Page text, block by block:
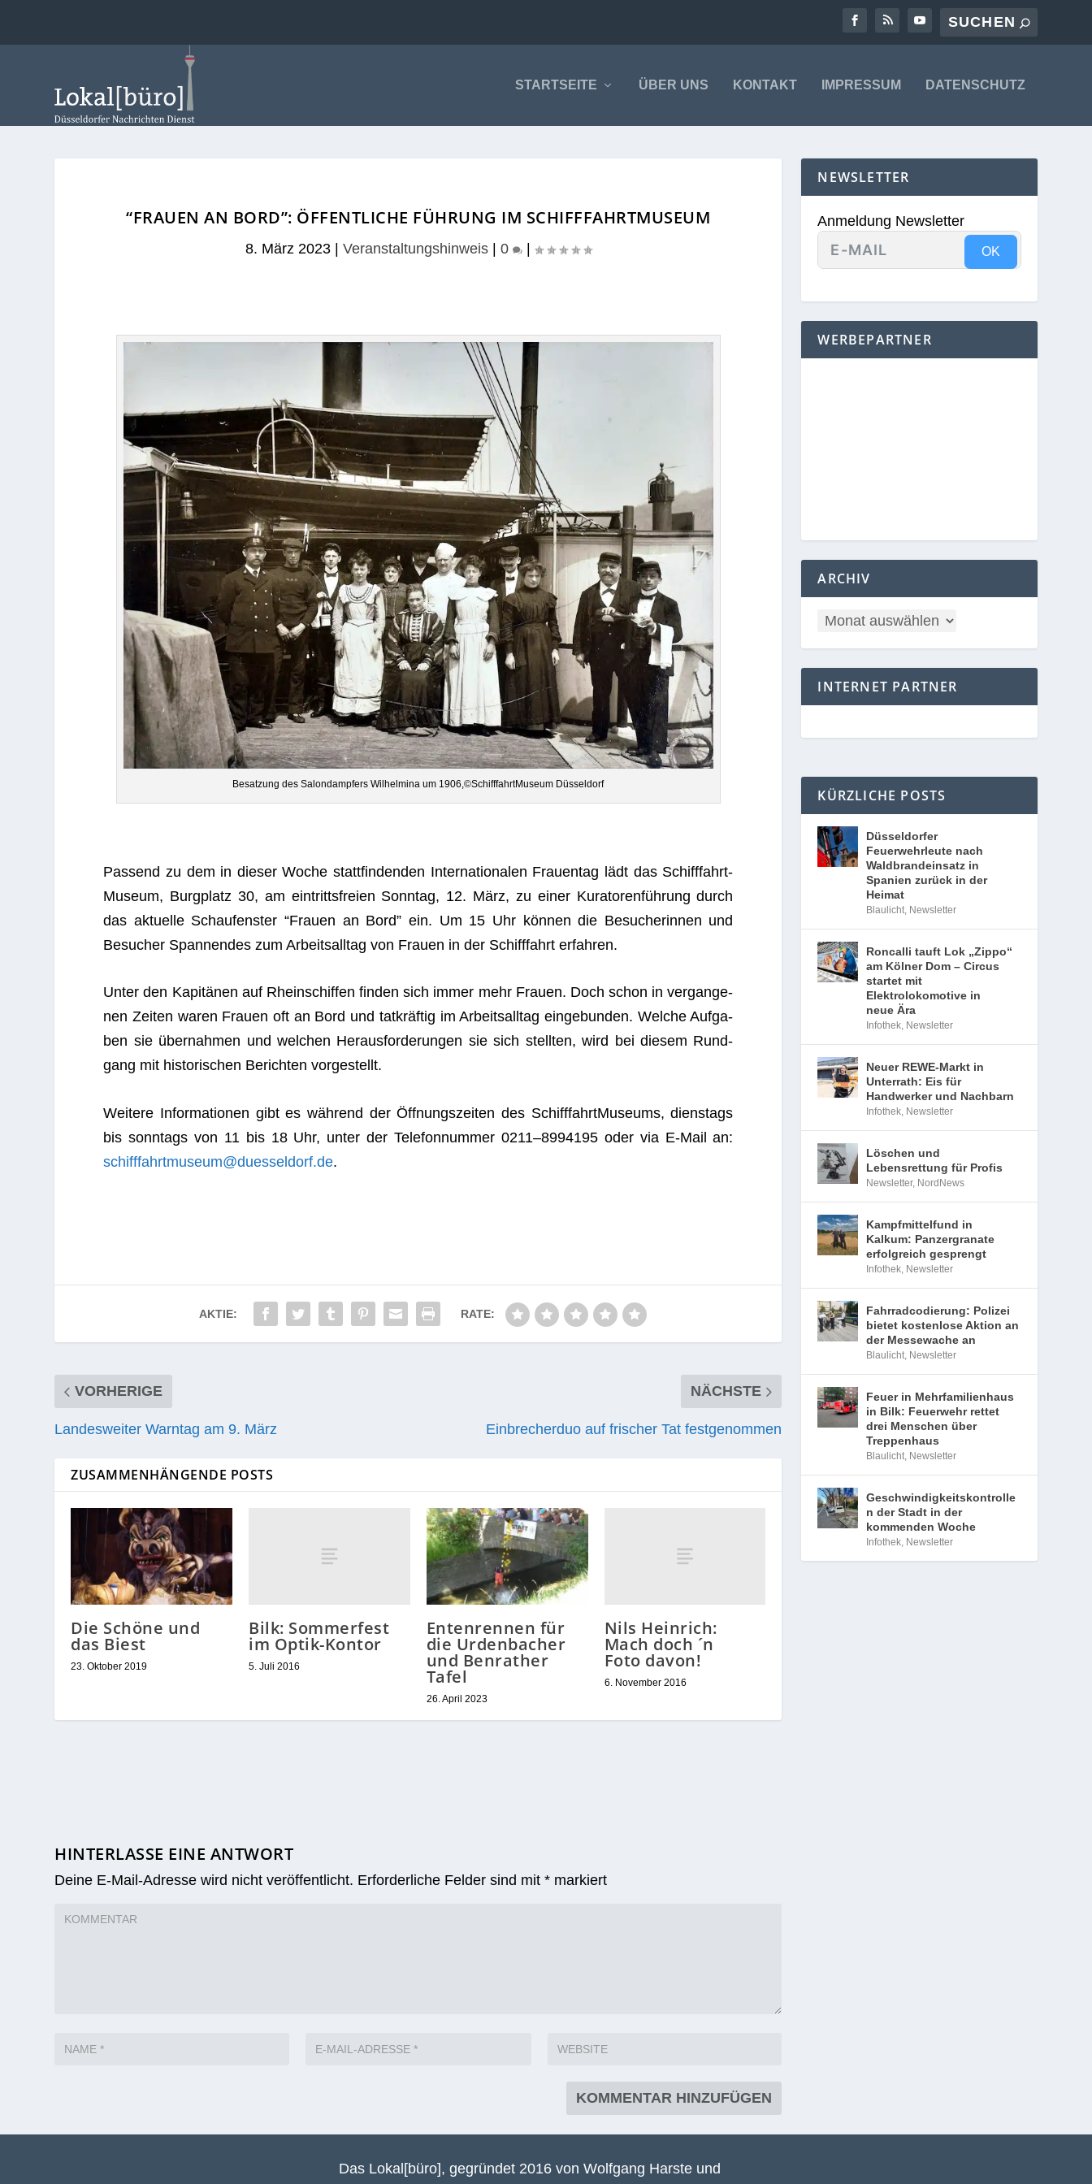
STARTSEITE ÜBER UNS KONTAKT IMPRESSUM DATENSCHUTZ
“FRAUEN AN BORD”: ÖFFENTLICHE FÜHRUNG IM SCHIFFFAHRTMUSEUM
8. März 2023| Veranstaltungshinweis| 0 |
Besat­zung des Salon­damp­fers Wil­hel­mina um 1906,©SchifffahrtMuseum Düsseldorf
Pas­send zu dem in die­ser Woche statt­fin­den­den Inter­na­tio­na­len Frau­en­tag lädt das Schiff­fahrt­
Mu­seum, Burg­platz 30, am ein­tritts­freien Sonn­tag, 12. März, zu einer Kura­to­ren­füh­rung durch
das aktu­elle Schau­fens­ter “Frauen an Bord” ein. Um 15 Uhr kön­nen die Besu­che­rin­nen und
Besu­cher Span­nen­des zum Arbeits­all­tag von Frauen in der Schiff­fahrt erfahren.
Unter den Kapi­tä­nen auf Rhein­schif­fen fin­den sich immer mehr Frauen. Doch schon in ver­gan­ge­
nen Zei­ten waren Frauen oft an Bord und tat­kräf­tig im Arbeits­all­tag ein­ge­bun­den. Wel­che Auf­ga­
ben sie über­nah­men und wel­chen Her­aus­for­de­run­gen sie sich stell­ten, wird bei die­sem Rund­
gang mit his­to­ri­schen Berich­ten vorgestellt.
Wei­tere Infor­ma­tio­nen gibt es wäh­rend der Öff­nungs­zei­ten des Schiff­fahrt­Mu­se­ums, diens­tags
bis sonn­tags von 11 bis 18 Uhr, unter der Tele­fon­num­mer 0211–8994195 oder via E‑Mail an:
schifffahrtmuseum@duesseldorf.de.
AKTIE: RATE:
VORHERIGE
Landesweiter Warntag am 9. März
NÄCHSTE
Einbrecherduo auf frischer Tat festgenommen
ZUSAMMENHÄNGENDE POSTS
Die Schöne und
das Biest
23. Oktober 2019
Bilk: Sommerfest
im Optik-Kontor
5. Juli 2016
Entenrennen für
die Urdenbacher
und Benrather
Tafel
26. April 2023
Nils Heinrich:
Mach doch ´n
Foto davon!
6. November 2016
HINTERLASSE EINE ANTWORT
Deine E-Mail-Adresse wird nicht veröffentlicht. Erforderliche Felder sind mit* markiert
NEWSLETTER
Anmeldung Newsletter
OK
WERBEPARTNER
ARCHIV
INTERNET PARTNER
KÜRZLICHE POSTS
Düsseldorfer
Feuerwehrleute nach
Waldbrandeinsatz in
Spanien zurück in der
Heimat
Blaulicht, Newsletter
Roncalli tauft Lok „Zippo“
am Kölner Dom – Circus
startet mit
Elektrolokomotive in
neue Ära
Infothek, Newsletter
Neuer REWE-Markt in
Unterrath: Eis für
Handwerker und Nachbarn
Infothek, Newsletter
Löschen und
Lebensrettung für Profis
Newsletter, NordNews
Kampfmittelfund in
Kalkum: Panzergranate
erfolgreich gesprengt
Infothek, Newsletter
Fahrradcodierung: Polizei
bietet kostenlose Aktion an
der Messewache an
Blaulicht, Newsletter
Feuer in Mehrfamilienhaus
in Bilk: Feuerwehr rettet
drei Menschen über
Treppenhaus
Blaulicht, Newsletter
Geschwindigkeitskontrolle
n der Stadt in der
kommenden Woche
Infothek, Newsletter
Das Lokal[büro], gegründet 2016 von Wolfgang Harste und